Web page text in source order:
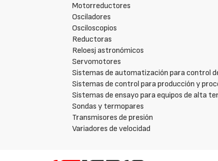
Motorreductores
Osciladores
Osciloscopios
Reductoras
Reloesj astronómicos
Servomotores
Sistemas de automatización para control
Sistemas de control para producción y
Sistemas de ensayo para equipos de alta
Sondas y termopares
Transmisores de presión
Variadores de velocidad